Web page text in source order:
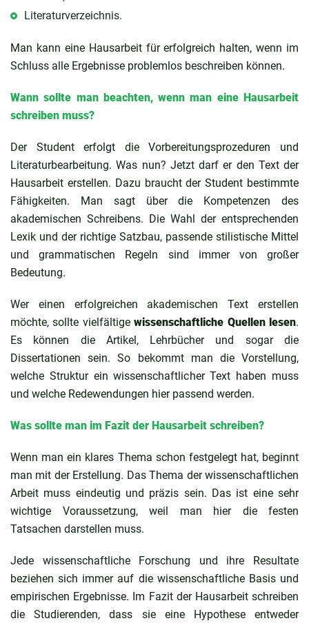
Literaturverzeichnis.
Man kann eine Hausarbeit für erfolgreich halten, wenn im
Schluss alle Ergebnisse problemlos beschreiben können.
Wann sollte man beachten, wenn man eine Hausarbeit
schreiben muss?
Der Student erfolgt die Vorbereitungsprozeduren und
Literaturbearbeitung. Was nun? Jetzt darf er den Text der
Hausarbeit erstellen. Dazu braucht der Student bestimmte
Fähigkeiten. Man sagt über die Kompetenzen des
akademischen Schreibens. Die Wahl der entsprechenden
Lexik und der richtige Satzbau, passende stilistische Mittel
und grammatischen Regeln sind immer von großer
Bedeutung.
Wer einen erfolgreichen akademischen Text erstellen
möchte, sollte vielfältigewissenschaftliche Quellen lesen.
Es können die Artikel, Lehrbücher und sogar die
Dissertationen sein. So bekommt man die Vorstellung,
welche Struktur ein wissenschaftlicher Text haben muss
und welche Redewendungen hier passend werden.
Was sollte man im Fazit der Hausarbeit schreiben?
Wenn man ein klares Thema schon festgelegt hat, beginnt
man mit der Erstellung. Das Thema der wissenschaftlichen
Arbeit muss eindeutig und präzis sein. Das ist eine sehr
wichtige Voraussetzung, weil man hier die festen
Tatsachen darstellen muss.
Jede wissenschaftliche Forschung und ihre Resultate
beziehen sich immer auf die wissenschaftliche Basis und
empirischen Ergebnisse. Im Fazit der Hausarbeit schreiben
die Studierenden, dass sie eine Hypothese entweder